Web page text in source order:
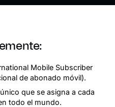
Mobile Subscriber
de abonado móvil).
que se asigna a cada
todo el mundo.